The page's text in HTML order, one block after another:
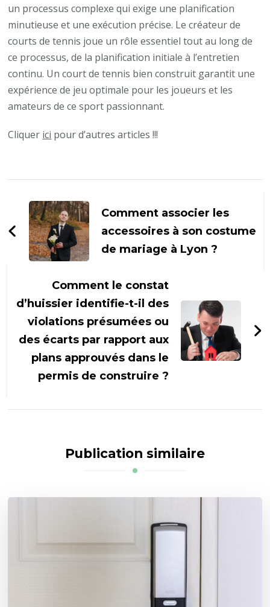
un processus complexe qui exige une planification
minutieuse et une exécution précise. Le créateur de
courts de tennis joue un rôle essentiel tout au long de
ce processus, de la planification initiale à l’entretien
continu. Un court de tennis bien construit garantit une
expérience de jeu optimale pour les joueurs et les
amateurs de ce sport passionnant.
Cliquer ici pour d’autres articles !!!
d'article
Comment associer les
accessoires à son costume
de mariage à Lyon ?
Comment le constat
d’huissier identifie-t-il des
violations présumées ou
des écarts par rapport aux
plans approuvés dans le
permis de construire ?
Publication similaire